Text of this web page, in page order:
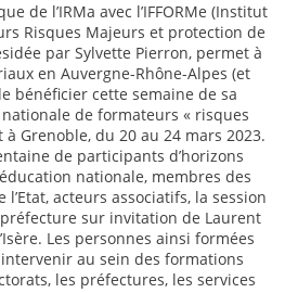
de l’IRMa avec l’IFFORMe (Institut
Risques Majeurs et protection de
par Sylvette Pierron, permet à
en Auvergne-Rhône-Alpes (et
bénéficier cette semaine de sa
de formateurs « risques
Grenoble, du 20 au 24 mars 2023.
de participants d’horizons
nationale, membres des
acteurs associatifs, la session
sur invitation de Laurent
Les personnes ainsi formées
au sein des formations
les préfectures, les services